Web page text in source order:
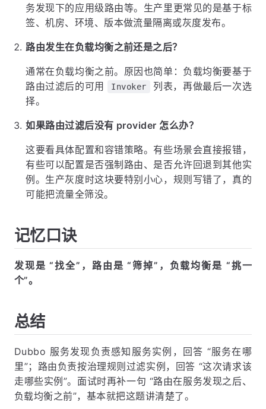
务发现下的应用级路由等。生产里更常见的是基于标
签、机房、环境、版本做流量隔离或灰度发布。
路由发生在负载均衡之前还是之后？
通常在负载均衡之前。原因也简单：负载均衡要基于
路由过滤后的可用
Invoker
列表，再做最后一次选
择。
如果路由过滤后没有 provider 怎么办？
这要看具体配置和容错策略。有些场景会直接报错，
有些可以配置是否强制路由、是否允许回退到其他实
例。生产灰度时这块要特别小心，规则写错了，真的
可能把流量全筛没。
记忆口诀
发现是 “找全”，路由是 “筛掉”，负载均衡是 “挑一
个”。
总结
Dubbo 服务发现负责感知服务实例，回答 “服务在哪
里”；路由负责按治理规则过滤实例，回答 “这次请求该
走哪些实例”。面试时再补一句 “路由在服务发现之后、
负载均衡之前”，基本就把这题讲清楚了。